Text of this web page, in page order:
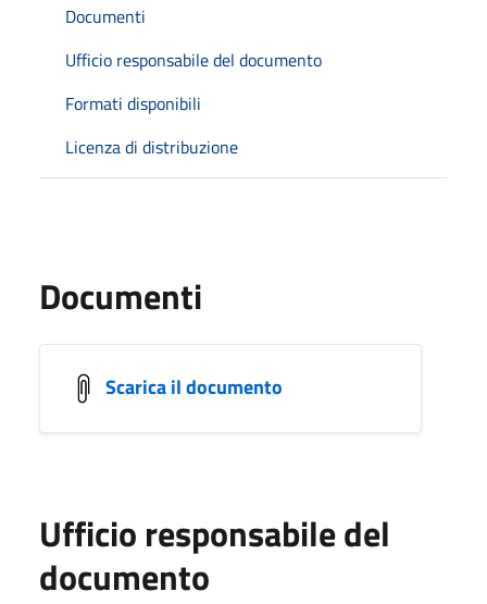
Documenti
Ufficio responsabile del documento
Formati disponibili
Licenza di distribuzione
Documenti
Scarica il documento
Ufficio responsabile del
documento